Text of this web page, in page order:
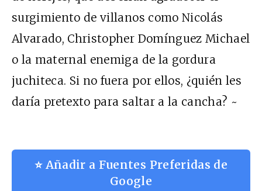
surgimiento de villanos como Nicolás
Alvarado, Christopher Domínguez Michael
o la maternal enemiga de la gordura
juchiteca. Si no fuera por ellos, ¿quién les
daría pretexto para saltar a la cancha? ~
⭐ Añadir a Fuentes Preferidas de
Google